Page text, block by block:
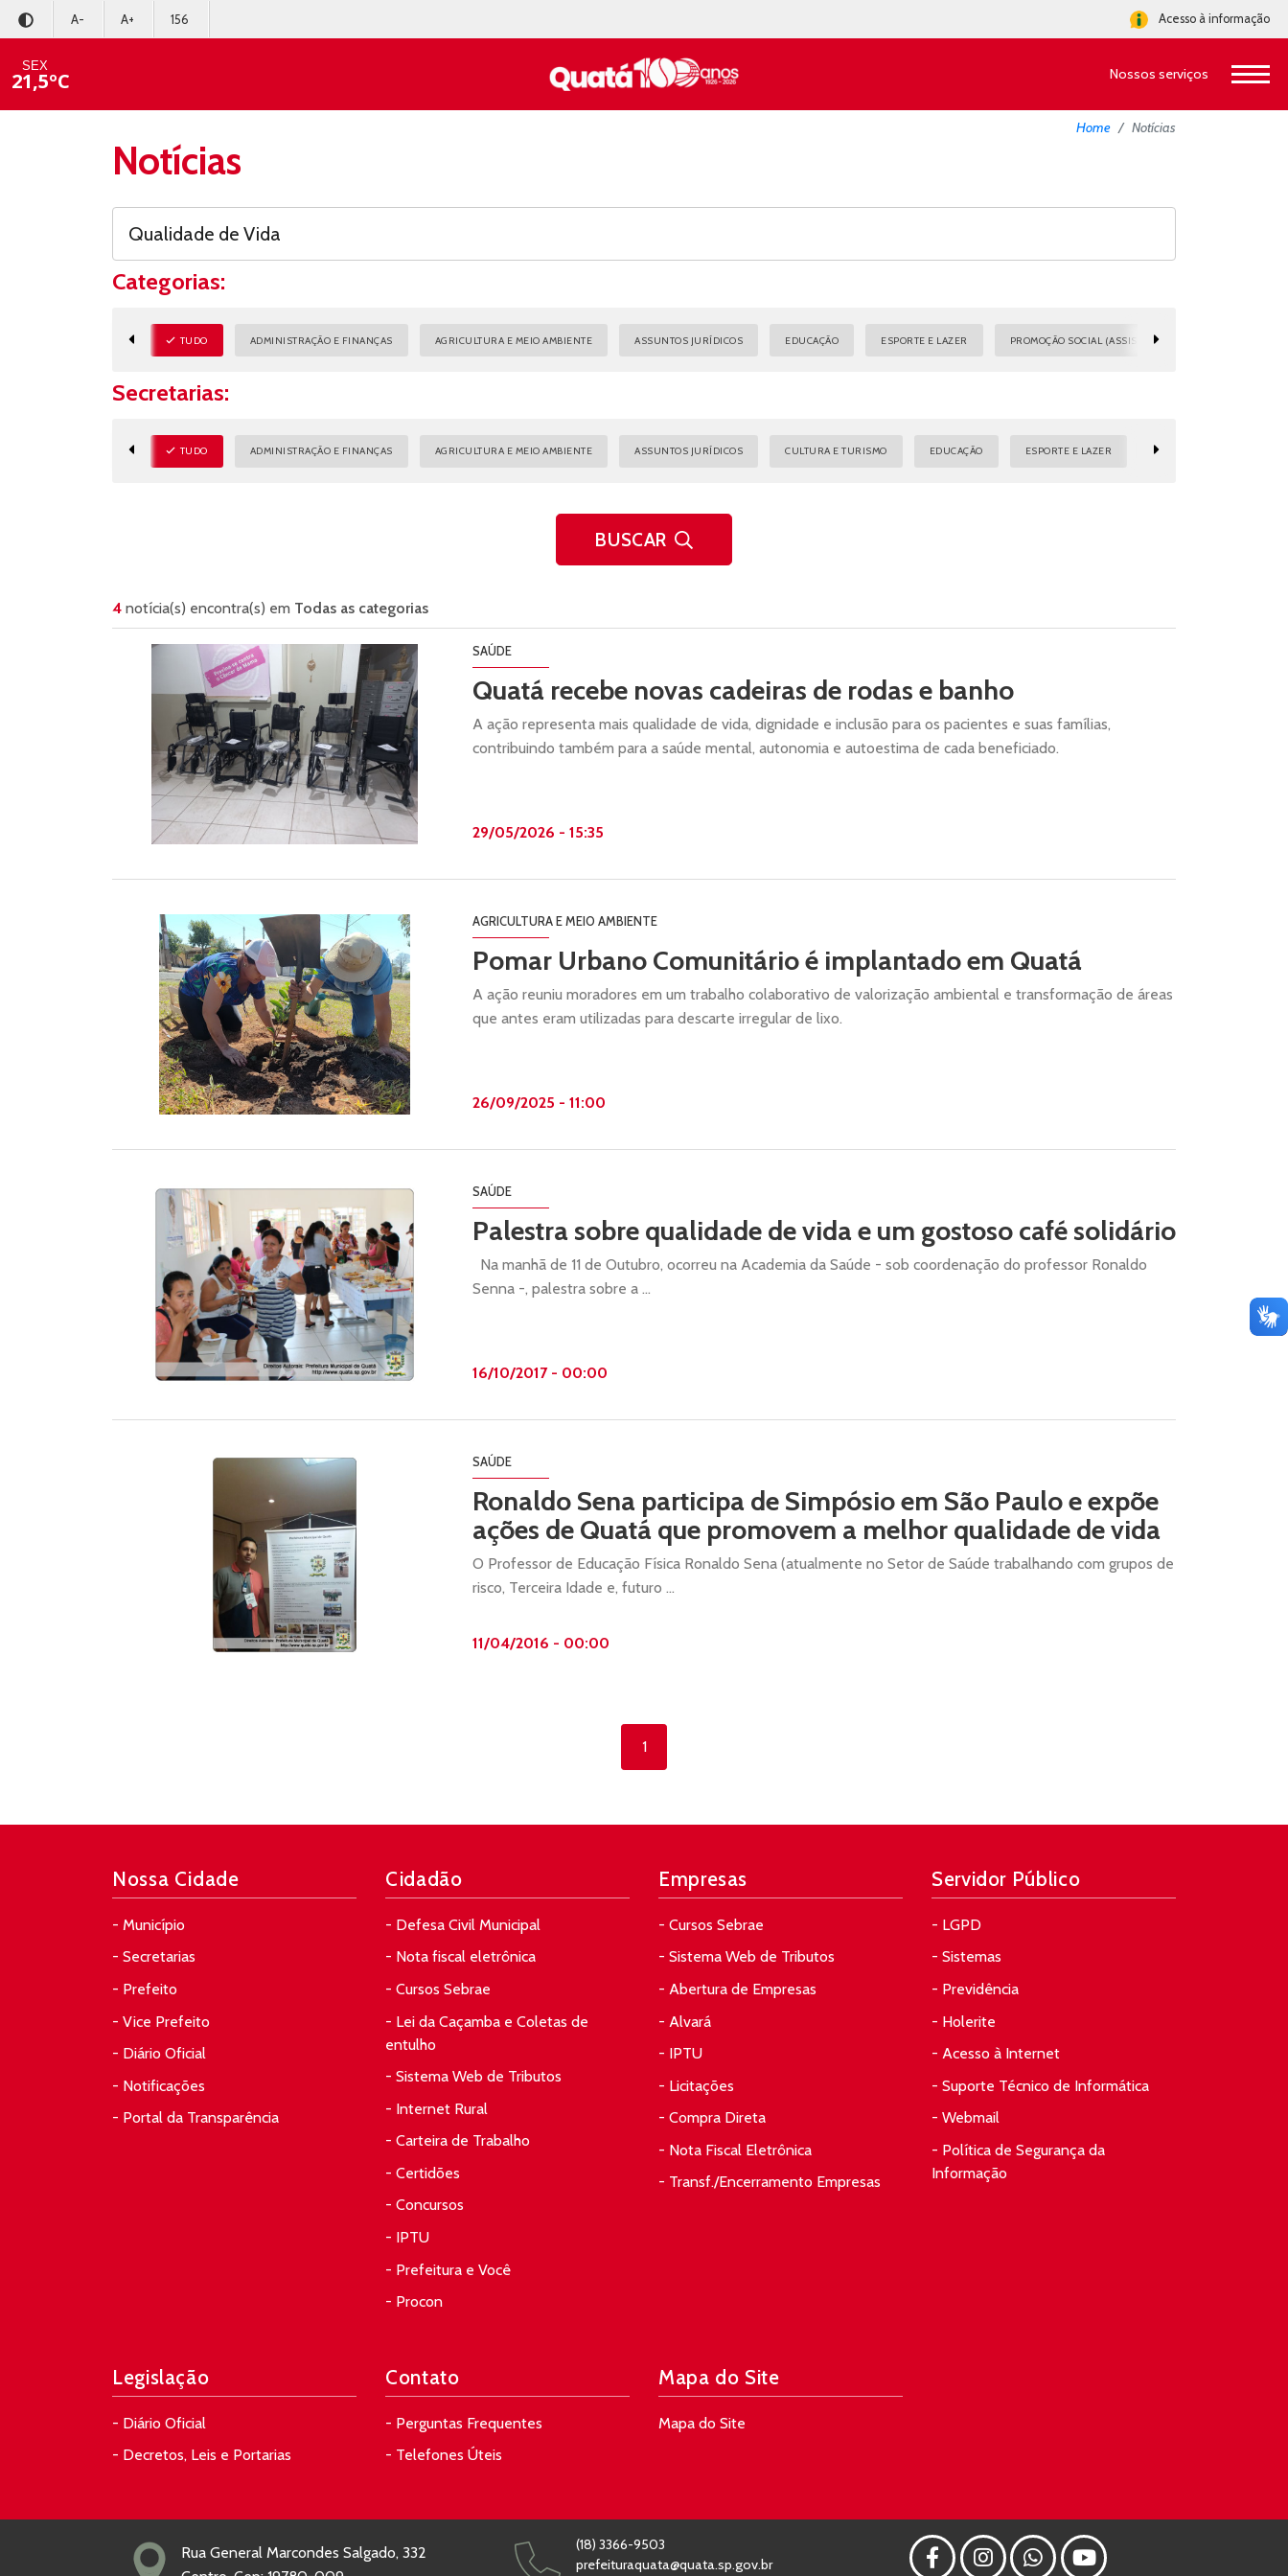
A- A+ 156
SEX
21,5ºC Nossos serviços
Acesso à informação
Home Notícias
Notícias
Categorias:
TUDO ADMINISTRAÇÃO E FINANÇAS AGRICULTURA E MEIO AMBIENTE ASSUNTOS JURÍDICOS EDUCAÇÃO ESPORTE E LAZER PROMOÇÃO SOCIAL (ASSISTÊNCIA)
Secretarias:
TUDO ADMINISTRAÇÃO E FINANÇAS AGRICULTURA E MEIO AMBIENTE ASSUNTOS JURÍDICOS CULTURA E TURISMO EDUCAÇÃO ESPORTE E LAZER INFRAESTRUTURA,
BUSCAR
4 notícia(s) encontra(s) em Todas as categorias
SAÚDE
Quatá recebe novas cadeiras de rodas e banho
A ação representa mais qualidade de vida, dignidade e inclusão para os pacientes e suas famílias,
contribuindo também para a saúde mental, autonomia e autoestima de cada beneficiado.
29/05/2026 - 15:35
AGRICULTURA E MEIO AMBIENTE
Pomar Urbano Comunitário é implantado em Quatá
A ação reuniu moradores em um trabalho colaborativo de valorização ambiental e transformação de áreas
que antes eram utilizadas para descarte irregular de lixo.
26/09/2025 - 11:00
SAÚDE
Palestra sobre qualidade de vida e um gostoso café solidário
Na manhã de 11 de Outubro, ocorreu na Academia da Saúde - sob coordenação do professor Ronaldo
Senna -, palestra sobre a ...
16/10/2017 - 00:00
SAÚDE
Ronaldo Sena participa de Simpósio em São Paulo e expõe
ações de Quatá que promovem a melhor qualidade de vida
O Professor de Educação Física Ronaldo Sena (atualmente no Setor de Saúde trabalhando com grupos de
risco, Terceira Idade e, futuro ...
11/04/2016 - 00:00
1
Nossa Cidade
- Município
- Secretarias
- Prefeito
- Vice Prefeito
- Diário Oficial
- Notificações
- Portal da Transparência
Cidadão
- Defesa Civil Municipal
- Nota fiscal eletrônica
- Cursos Sebrae
- Lei da Caçamba e Coletas de
entulho
- Sistema Web de Tributos
- Internet Rural
- Carteira de Trabalho
- Certidões
- Concursos
- IPTU
- Prefeitura e Você
- Procon
Empresas
- Cursos Sebrae
- Sistema Web de Tributos
- Abertura de Empresas
- Alvará
- IPTU
- Licitações
- Compra Direta
- Nota Fiscal Eletrônica
- Transf./Encerramento Empresas
Servidor Público
- LGPD
- Sistemas
- Previdência
- Holerite
- Acesso à Internet
- Suporte Técnico de Informática
- Webmail
- Política de Segurança da
Informação
Legislação
- Diário Oficial
- Decretos, Leis e Portarias
Contato
- Perguntas Frequentes
- Telefones Úteis
Mapa do Site
Mapa do Site
Rua General Marcondes Salgado, 332
(18) 3366-9503
prefeituraquata@quata.sp.gov.br